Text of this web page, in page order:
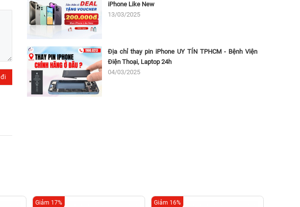
iPhone Like New
13/03/2025
Địa chỉ thay pin iPhone UY TÍN TPHCM - Bệnh Viện
Điện Thoại, Laptop 24h
04/03/2025
Giảm 17% Giảm 16%